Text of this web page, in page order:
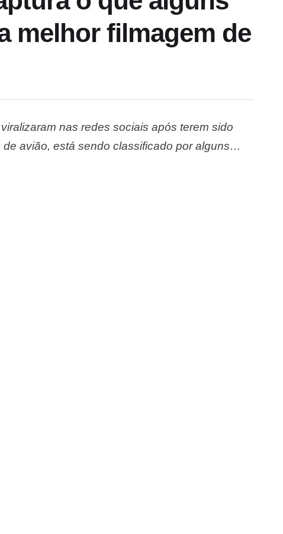
melhor filmagem de
nas redes sociais após terem sido
avião, está sendo classificado por alguns